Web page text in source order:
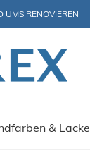
UMS RENOVIEREN
& Lacke